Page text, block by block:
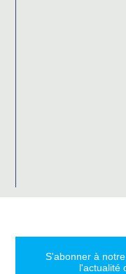
S'abonner à
l'actualité